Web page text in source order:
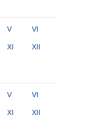
V VI
XI XII
V VI
XI XII